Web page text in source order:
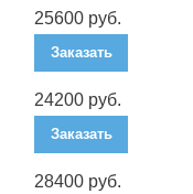
25600 руб.
Заказать
24200 руб.
Заказать
28400 руб.